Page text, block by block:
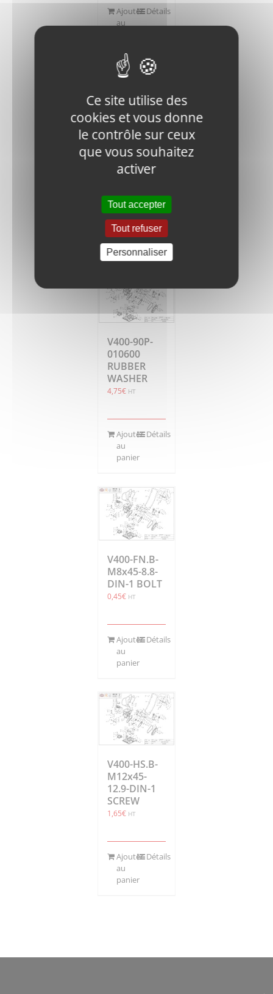
Ajouter
au
Détails
V400-FN.N-
M10-DIN-1
NUT
0,40€ HT
Ajouter
au
panier
Détails
V400-90P-
010600
RUBBER
WASHER
4,75€ HT
Ajouter
au
panier
Détails
V400-FN.B-
M8x45-8.8-
DIN-1 BOLT
0,45€ HT
Ajouter
au
panier
Détails
V400-HS.B-
M12x45-
12.9-DIN-1
SCREW
1,65€ HT
Ajouter
au
panier
Détails
Ce site utilise des
cookies et vous donne
le contrôle sur ceux
que vous souhaitez
activer
Tout accepter
Tout refuser
Personnaliser